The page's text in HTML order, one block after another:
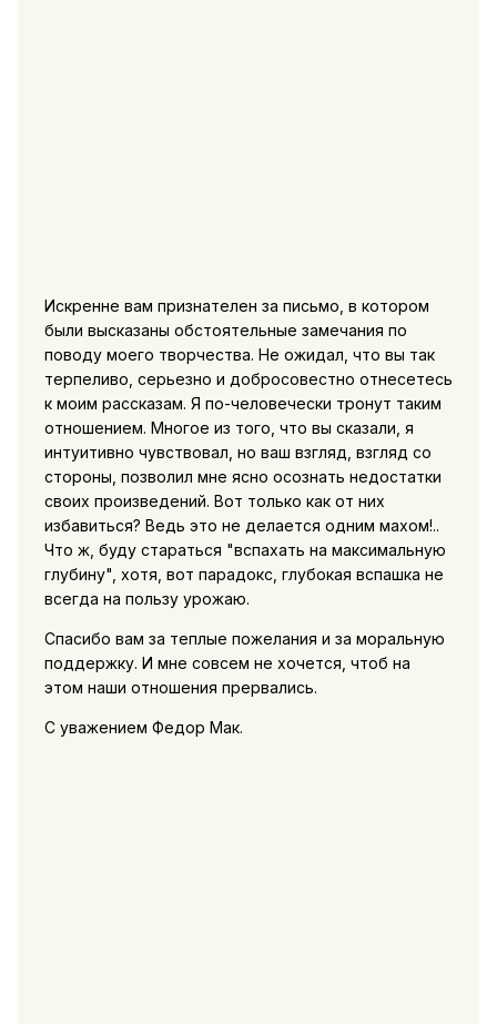
Искренне вам признателен за письмо, в котором
были высказаны обстоятельные замечания по
поводу моего творчества. Не ожидал, что вы так
терпеливо, серьезно и добросовестно отнесетесь
к моим рассказам. Я по-человечески тронут таким
отношением. Многое из того, что вы сказали, я
интуитивно чувствовал, но ваш взгляд, взгляд со
стороны, позволил мне ясно осознать недостатки
своих произведений. Вот только как от них
избавиться? Ведь это не делается одним махом!..
Что ж, буду стараться "вспахать на максимальную
глубину", хотя, вот парадокс, глубокая вспашка не
всегда на пользу урожаю.
Спасибо вам за теплые пожелания и за моральную
поддержку. И мне совсем не хочется, чтоб на
этом наши отношения прервались.
С уважением Федор Мак.